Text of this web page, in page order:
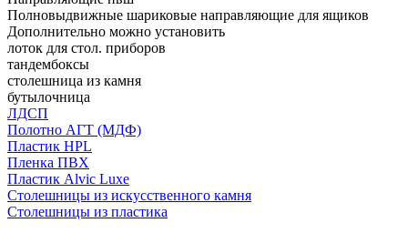
Полновыдвижные шариковые направляющие для ящиков
Дополнительно можно установить
лоток для стол. приборов
тандембоксы
столешница из камня
бутылочница
ЛДСП
Полотно АГТ (МДФ)
Пластик HPL
Пленка ПВХ
Пластик Alvic Luxe
Столешницы из искусственного камня
Столешницы из пластика